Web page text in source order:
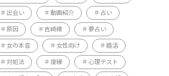
出会い 動画紹介 占い
原因 吉崎綾 夢占い
女の本音 女性向け 婚活
対処法 復縁 心理テスト